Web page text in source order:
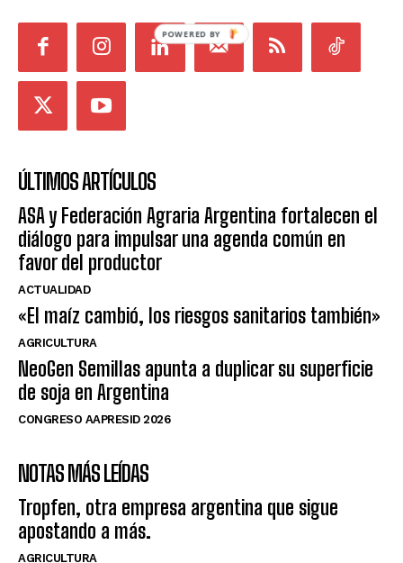
ÚLTIMOS ARTÍCULOS
ASA y Federación Agraria Argentina fortalecen el
diálogo para impulsar una agenda común en
favor del productor
ACTUALIDAD
«El maíz cambió, los riesgos sanitarios también»
AGRICULTURA
NeoGen Semillas apunta a duplicar su superficie
de soja en Argentina
CONGRESO AAPRESID 2026
NOTAS MÁS LEÍDAS
Tropfen, otra empresa argentina que sigue
apostando a más.
AGRICULTURA
POWERED BY